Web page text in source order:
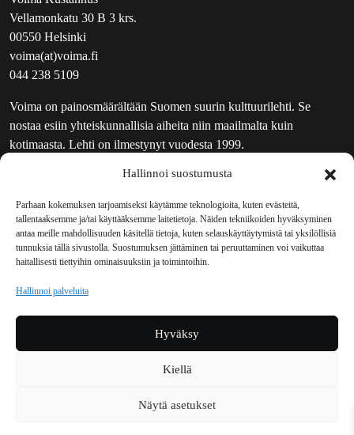
Hallinnoi suostumusta
Parhaan kokemuksen tarjoamiseksi käytämme teknologioita, kuten evästeitä,
tallentaaksemme ja/tai käyttääksemme laitetietoja. Näiden tekniikoiden hyväksyminen
antaa meille mahdollisuuden käsitellä tietoja, kuten selauskäyttäytymistä tai yksilöllisiä
tunnuksia tällä sivustolla. Suostumuksen jättäminen tai peruuttaminen voi vaikuttaa
haitallisesti tiettyihin ominaisuuksiin ja toimintoihin.
Hallinnoi palveluita
Hyväksy
Kiellä
Näytä asetukset
Vellamonkatu 30 B 3 krs.
00550 Helsinki
voima(at)voima.fi
044 238 5109
Voima on painosmäärältään Suomen suurin kulttuurilehti. Se
nostaa esiin yhteiskunnallisia aiheita niin maailmalta kuin
kotimaasta. Lehti on ilmestynyt vuodesta 1999.
UUTISKIRJE
MAINOSTAJILLE
VASTAMAINOKSET
JAKELUPAIKAT
REKISTERISELOSTE
TILAUKSEN PERUUTUSPYYNTÖ
TILAUSOHJEET JA -EHDOT